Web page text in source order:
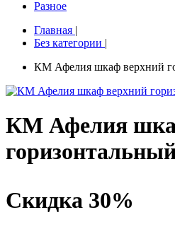
Разное
Главная |
Без категории |
КМ Афелия шкаф верхний
КМ Афелия
Скидка 30%